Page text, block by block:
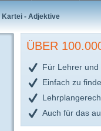
Kartei - Adjektive
ÜBER
Für Lehrer und
Einfach zu
Auch für das